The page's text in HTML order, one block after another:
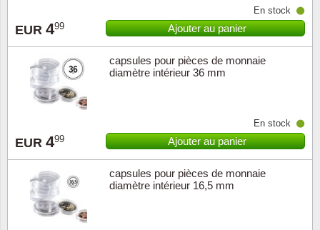
EUR 499
En stock
Ajouter au panier
capsules pour pièces de monnaie
diamètre intérieur 36 mm
EUR 499
En stock
Ajouter au panier
capsules pour pièces de monnaie
diamètre intérieur 16,5 mm